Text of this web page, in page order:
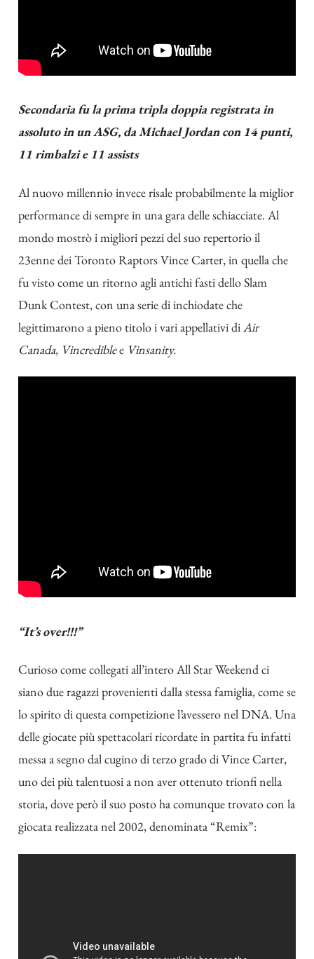
Secondaria fu la prima tripla doppia registrata in
assoluto in un ASG, da Michael Jordan con 14 punti,
11 rimbalzi e 11 assists
Al nuovo millennio invece risale probabilmente la miglior
performance di sempre in una gara delle schiacciate. Al
mondo mostrò i migliori pezzi del suo repertorio il
23enne dei Toronto Raptors Vince Carter, in quella che
fu visto come un ritorno agli antichi fasti dello Slam
Dunk Contest, con una serie di inchiodate che
legittimarono a pieno titolo i vari appellativi diAir
Canada, Vincrediblee Vinsanity.
“It’s over!!!”
Curioso come collegati all’intero All Star Weekend ci
siano due ragazzi provenienti dalla stessa famiglia, come se
lo spirito di questa competizione l’avessero nel DNA. Una
delle giocate più spettacolari ricordate in partita fu infatti
messa a segno dal cugino di terzo grado di Vince Carter,
uno dei più talentuosi a non aver ottenuto trionfi nella
storia, dove però il suo posto ha comunque trovato con la
giocata realizzata nel 2002, denominata “Remix”: